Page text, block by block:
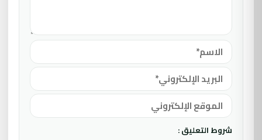
شروط التعليق :